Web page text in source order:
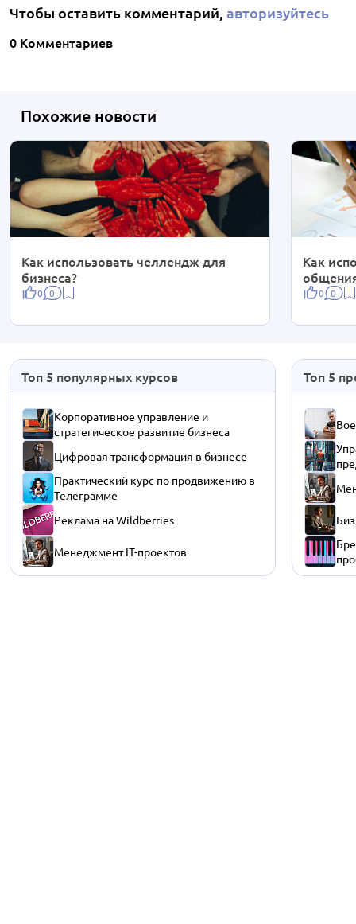
Чтобы оставить комментарий, авторизуйтесь
0 Комментариев
Похожие новости
Как использовать челлендж для
бизнеса?
0 0
Как
0 0
Топ 5 популярных курсов
Корпоративное управление и
стратегическое развитие бизнеса
Цифровая трансформация в бизнесе
Практический курс по продвижению в
Телеграмме
Реклама на Wildberries
Менеджмент IT-проектов
Топ 5